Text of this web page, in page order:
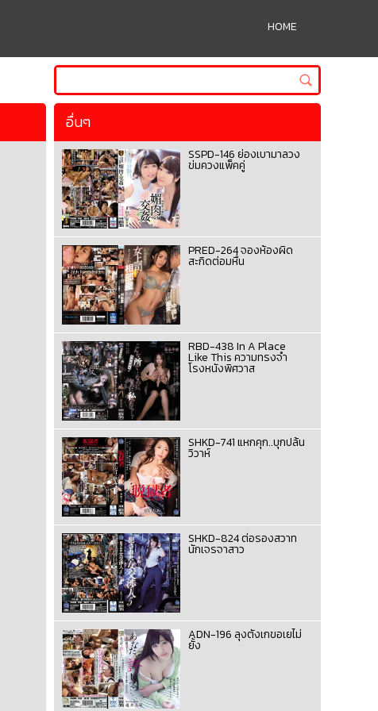
HOME
อื่นๆ
SSPD-146 ย่องเบามาลวง
ข่มควงแพ็คคู่
PRED-264 จองห้องผิด
สะกิดต่อมหื่น
RBD-438 In A Place
Like This ความทรงจำ
โรงหนังพิศวาส
SHKD-741 แหกคุก..บุกปล้น
วิวาห์
SHKD-824 ต่อรองสวาท
นักเจรจาสาว
ADN-196 ลุงตังเกขอเยไม่
ยั้ง